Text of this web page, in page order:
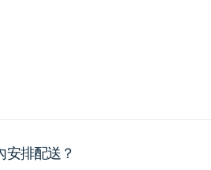
排配送？